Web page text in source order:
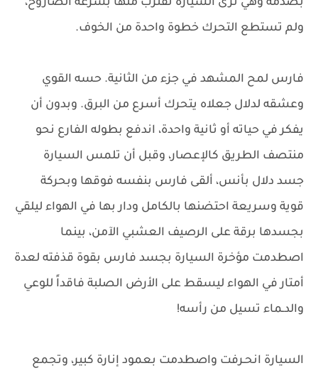
بصدمة وهي ترى السيارة تقترب منها بسرعة الصاروخ،
ولم تستطع التحرك خطوة واحدة من الخوف.
فارس لمح المشهد في جزء من الثانية. حسه القوي
وعشقه لدلال جعلاه يتحرك أسرع من البرق. وبدون أن
يفكر في حياته أو ثانية واحدة، اندفع بطوله الفارع نحو
منتصف الطريق كالإعصار، وقبل أن تلمس السيارة
جسد دلال بأنس، ألقى فارس بنفسه فوقها وبحركة
قوية وسريعة احتضنها بالكامل ودار بها في الهواء ليلقي
بجسدها برقة على الرصيف العشبي الآمن، بينما
اصطدمت مؤخرة السيارة بجسد فارس بقوة قذفته لعدة
أمتار في الهواء ليسقط على الأرض الصلبة فاقداً للوعي
والدـماء تسيل من رأسه!
السيارة انحـرفت واصطدمت بعمود إنارة كبير، وتجمع